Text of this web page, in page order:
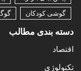
گوشی کودکان
دسته بندی مطالب
اقتصاد
تکنولوژی